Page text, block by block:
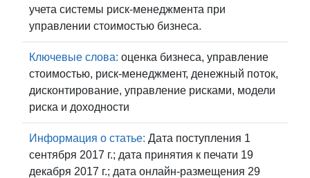
учета системы риск-менеджмента при
управлении стоимостью бизнеса.
Ключевые слова: оценка бизнеса, управление
стоимостью, риск-менеджмент, денежный поток,
дисконтирование, управление рисками, модели
риска и доходности
Информация о статье: Дата поступления 1
сентября 2017 г.; дата принятия к печати 19
декабря 2017 г.; дата онлайн-размещения 29